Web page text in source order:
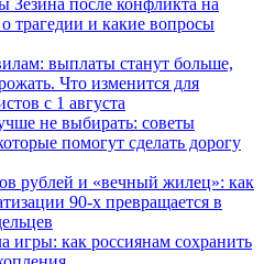
трагедии и какие вопросы
выплаты станут больше,
Что изменится для
с 1 августа
не выбирать: советы
помогут сделать дорогу
рублей и «вечный жилец»: как
90-х превращается в
игры: как россиянам сохранить